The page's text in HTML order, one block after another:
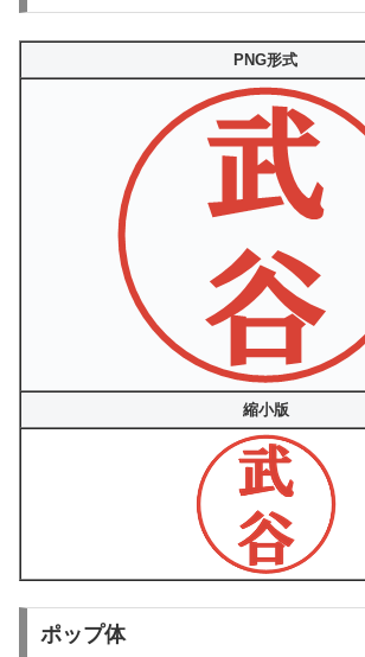
PNG形式
縮小版
ポップ体